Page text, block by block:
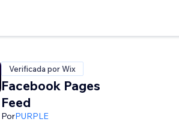
Verificada por Wix
Facebook Pages
Feed
PorPURPLE